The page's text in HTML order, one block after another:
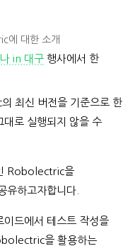
에 대한 소개
in 대구 행사에서 한
최신 버전을 기준으로 한
대로 실행되지 않을 수
Robolectric을
유하고자합니다.
이드에서 테스트 작성을
을 활용하는